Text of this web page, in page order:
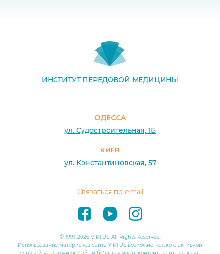
ИНСТИТУТ ПЕРЕДОВОЙ МЕДИЦИНЫ
ОДЕССА
ул. Судостроительная, 1Б
КИЕВ
ул. Константиновская, 57
Связаться по email
© 1991-2026 VIRTUS. All Rights Reserved.
Использование материалов сайта VIRTUS возможно только с активной